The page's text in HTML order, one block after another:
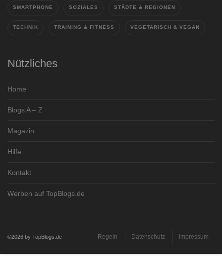
SMARTPHONE SOZIALES STÄDTE & REGIONEN
TECHNIK TRAINING & FITNESS VEGETARISCH & VEGAN
Nützliches
Home
Blogs A – Z
Magazin
Hilfe
Kontakt
Werben auf TopBlogs.de
©2026 by TopBlogs.de Regeln Datenschutz Impressum